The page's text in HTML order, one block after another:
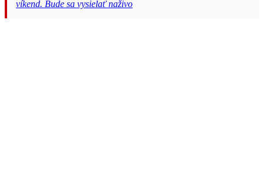
víkend. Bude sa vysielať naživo